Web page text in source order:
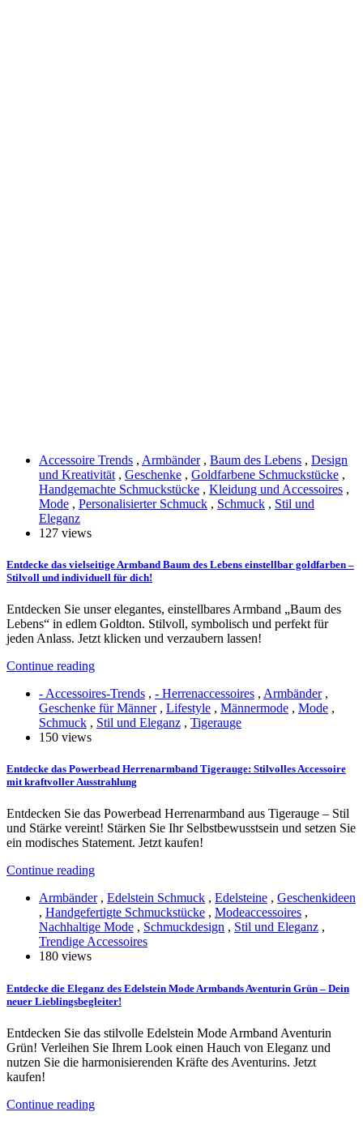
Accessoire Trends , Armbänder, Baum des Lebens , Design
und Kreativität , Geschenke , Goldfarbene Schmuckstücke ,
Handgemachte Schmuckstücke , Kleidung und Accessoires ,
Mode , Personalisierter Schmuck , Schmuck , Stil und
Eleganz
127 views
Entdecke das vielseitige Armband Baum des Lebens einstellbar goldfarben –
Stilvoll und individuell für dich!
Entdecken Sie unser elegantes, einstellbares Armband „Baum des
Lebens“ in edlem Goldton. Stilvoll, symbolisch und perfekt für
jeden Anlass. Jetzt klicken und verzaubern lassen!
Continue reading
- Accessoires-Trends , - Herrenaccessoires , Armbänder,
Geschenke für Männer, Lifestyle , Männermode , Mode ,
Schmuck , Stil und Eleganz , Tigerauge
150 views
Entdecke das Powerbead Herrenarmband Tigerauge: Stilvolles Accessoire
mit kraftvoller Ausstrahlung
Entdecken Sie das Powerbead Herrenarmband aus Tigerauge – Stil
und Stärke vereint! Stärken Sie Ihr Selbstbewusstsein und setzen Sie
ein modisches Statement. Jetzt kaufen!
Continue reading
Armbänder, Edelstein Schmuck , Edelsteine , Geschenkideen
, Handgefertigte Schmuckstücke , Modeaccessoires ,
Nachhaltige Mode , Schmuckdesign , Stil und Eleganz ,
Trendige Accessoires
180 views
Entdecke die Eleganz des Edelstein Mode Armbands Aventurin Grün – Dein
neuer Lieblingsbegleiter!
Entdecken Sie das stilvolle Edelstein Mode Armband Aventurin
Grün! Verleihen Sie Ihrem Look einen Hauch von Eleganz und
nutzen Sie die harmonisierenden Kräfte des Aventurins. Jetzt
kaufen!
Continue reading